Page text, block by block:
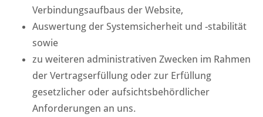
Verbindungsaufbaus der Website,
Auswertung der Systemsicherheit und -stabilität
sowie
zu weiteren administrativen Zwecken im Rahmen
der Vertragserfüllung oder zur Erfüllung
gesetzlicher oder aufsichtsbehördlicher
Anforderungen an uns.